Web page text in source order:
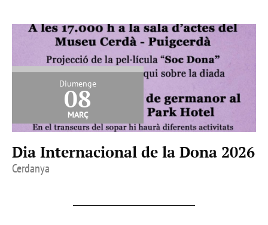
Diumenge
08
març
Dia Internacional de la Dona 2026
Cerdanya